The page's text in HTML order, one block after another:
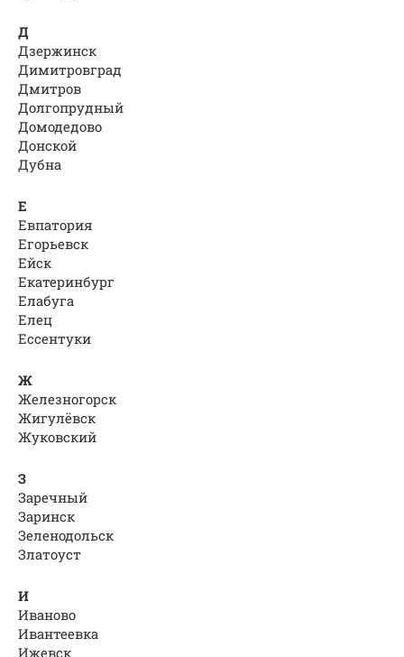
Д
Дзержинск
Димитровград
Дмитров
Долгопрудный
Домодедово
Донской
Дубна
Е
Евпатория
Егорьевск
Ейск
Екатеринбург
Елабуга
Елец
Ессентуки
Ж
Железногорск
Жигулёвск
Жуковский
З
Заречный
Заринск
Зеленодольск
Златоуст
И
Иваново
Ивантеевка
Ижевск